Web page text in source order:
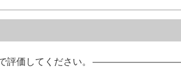
評価してください。